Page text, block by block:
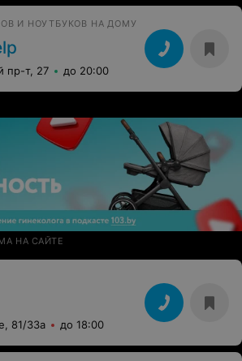
И НОУТБУКОВ НА ДОМУ
пр-т, 27 до 20:00
НА САЙТЕ
81/33а до 18:00